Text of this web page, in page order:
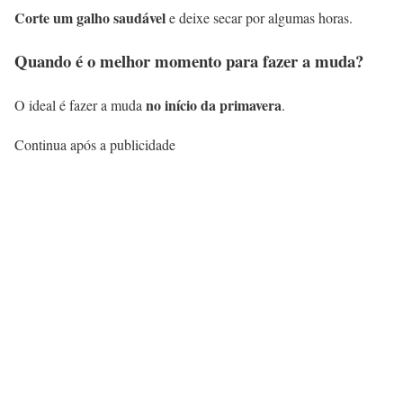
Corte um galho saudávele deixe secar por algumas horas.
Quando é o melhor momento para fazer a muda?
O ideal é fazer a muda no início da primavera.
Continua após a publicidade